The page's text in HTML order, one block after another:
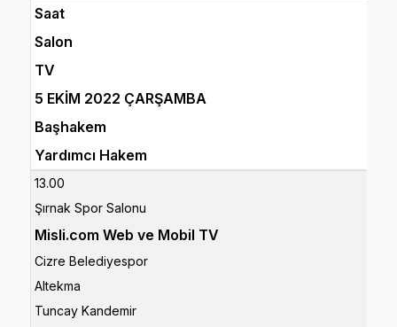
Saat
Salon
TV
5 EKİM 2022 ÇARŞAMBA
Başhakem
Yardımcı Hakem
13.00
Şırnak Spor Salonu
Misli.com Web ve Mobil TV
Cizre Belediyespor
Altekma
Tuncay Kandemir